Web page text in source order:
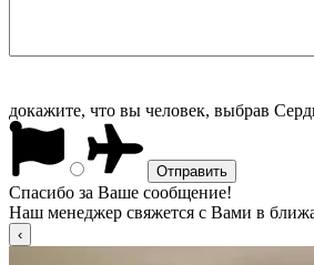
докажите, что вы человек, выбрав
Спасибо за Ваше сообщение!
Наш менеджер свяжется с Вами в